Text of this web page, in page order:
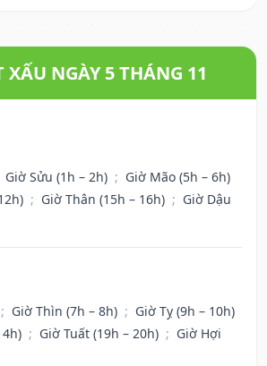
XẤU NGÀY 5 THÁNG 11
Giờ Sửu (1h – 2h) ; Giờ Mão (5h – 6h)
; Giờ Thân (15h – 16h) ; Giờ Dậu
; Giờ Thìn (7h – 8h) ; Giờ Tỵ (9h – 10h)
; Giờ Tuất (19h – 20h) ; Giờ Hợi